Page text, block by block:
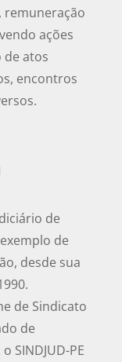
remuneração
ações
de atos
encontros
de
de
desde sua
de Sindicato
de
SINDJUD-PE